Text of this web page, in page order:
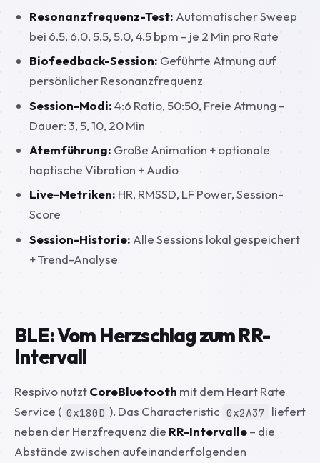
Resonanzfrequenz-Test: Automatischer Sweep
bei 6.5, 6.0, 5.5, 5.0, 4.5 bpm – je 2 Min pro Rate
Biofeedback-Session: Geführte Atmung auf
persönlicher Resonanzfrequenz
Session-Modi:4:6 Ratio, 50:50, Freie Atmung –
Dauer: 3, 5, 10, 20 Min
Atemführung: Große Animation + optionale
haptische Vibration + Audio
Live-Metriken: HR, RMSSD, LF Power, Session-
Score
Session-Historie: Alle Sessions lokal gespeichert
+ Trend-Analyse
BLE: Vom Herzschlag zum RR-
Intervall
Respivo nutztCoreBluetooth mit dem Heart Rate
Service ( 0x180D ). Das Characteristic 0x2A37 liefert
neben der Herzfrequenz die RR-Intervalle– die
Abstände zwischen aufeinanderfolgenden